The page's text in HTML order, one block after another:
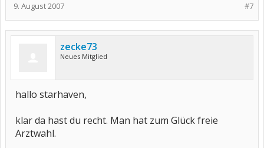
#7
9. August 2007
zecke73
Neues Mitglied
hallo starhaven,
klar da hast du recht. Man hat zum Glück freie
Arztwahl.